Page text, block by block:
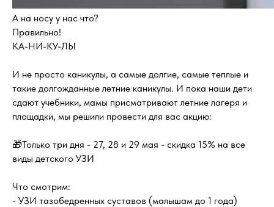
А на носу у нас что?
Правильно!
КА-НИ-КУ-ЛЫ
И не просто каникулы, а самые долгие, самые теплые и
такие долгожданные летние каникулы. И пока наши дети
сдают учебники, мамы присматривают летние лагеря и
площадки, мы решили провести для вас акцию:
🎁Только три дня - 27, 28 и 29 мая - скидка 15% на все
виды детского УЗИ
Что смотрим:
- УЗИ тазобедренных суставов (малышам до 1 года)